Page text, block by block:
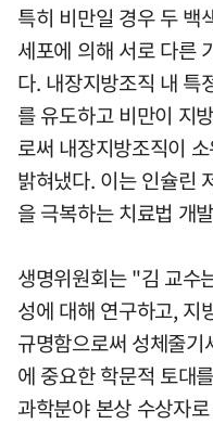
특히 비만일 경우 두 백
세포에 의해 서로 다른
다. 내장지방조직 내 특
를 유도하고 비만이 지
로써 내장지방조직이
밝혀냈다. 이는 인슐린
을 극복하는 치료법 개
생명위원회는 "김 교수
성에 대해 연구하고, 지
규명함으로써 성체줄
에 중요한 학문적 토대
과학분야 본상 수상자